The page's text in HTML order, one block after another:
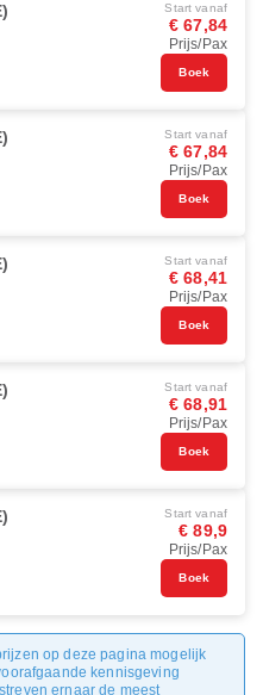
Start vanaf
€ 67,84
Prijs/Pax
Boek
Start vanaf
€ 67,84
Prijs/Pax
Boek
Start vanaf
€ 68,41
Prijs/Pax
Boek
Start vanaf
€ 68,91
Prijs/Pax
Boek
Start vanaf
€ 89,9
Prijs/Pax
Boek
op deze pagina mogelijk
kennisgeving
ernaar de meest